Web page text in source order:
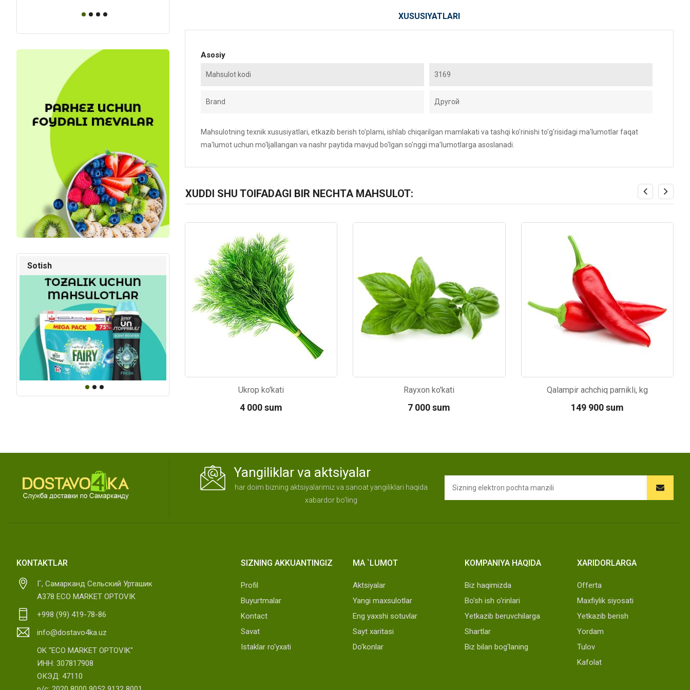
Sotish
XUSUSIYATLARI
Asosiy
Mahsulot kodi 3169
Brand Другой
Mahsulotning texnik xususiyatlari, etkazib berish to'plami, ishlab chiqarilgan mamlakati va tashqi ko'rinishi to'g'risidagi ma'lumotlar faqat
ma'lumot uchun mo'ljallangan va nashr paytida mavjud bo'lgan so'nggi ma'lumotlarga asoslanadi.
XUDDI SHU TOIFADAGI BIR NECHTA MAHSULOT:
Kod: 5002
Ukrop ko'kati
4 000 sum
Rayxon ko'kati
7 000 sum
Qalampir achchiq parnikli, kg
149 900 sum
Kod: 2459
Yangiliklar va aktsiyalar
har doim bizning aktsiyalarimiz va sanoat yangiliklari haqida
xabardor bo'ling
KONTAKTLAR
Г, Самарканд Сельский Урташик
А378 ECO MARKET OPTOVIK
+998 (99) 419-78-86
info@dostavo4ka.uz
OK "ECO MARKET OPTOVIK"
ИНН: 307817908
ОКЭД: 47110
SIZNING AKKUANTINGIZ
Profil
Buyurtmalar
Kontact
Savat
Istaklar ro'yxati
MA `LUMOT
Aktsiyalar
Yangi maxsulotlar
Eng yaxshi sotuvlar
Sayt xaritasi
Do'konlar
KOMPANIYA HAQIDA
Biz haqimizda
Bo'sh ish o'rinlari
Yetkazib beruvchilarga
Shartlar
Biz bilan bog'laning
XARIDORLARGA
Offerta
Maxfiylik siyosati
Yetkazib berish
Yordam
Tulov
Kafolat